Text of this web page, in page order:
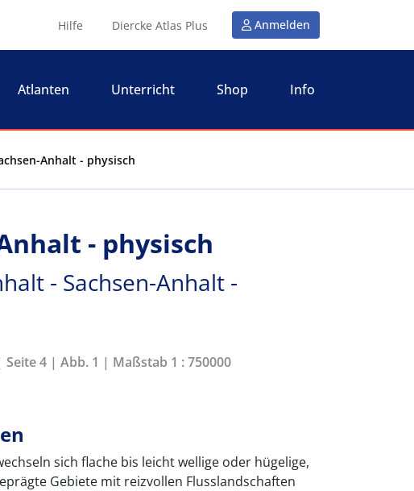
Hilfe Diercke Atlas Plus Anmelden
Atlanten Unterricht Shop Info
Anhalt - physisch
- physisch
- Sachsen-Anhalt -
Seite 4 | Abb. 1 | Maßstab 1 : 750000
sich flache bis leicht wellige oder hügelige,
Gebiete mit reizvollen Flusslandschaften